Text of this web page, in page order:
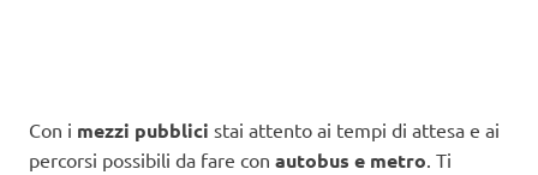
Con i mezzi pubblici stai attento ai tempi di attesa e ai
percorsi possibili da fare con autobus e metro. Ti